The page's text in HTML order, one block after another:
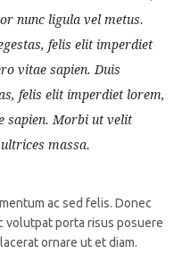
nunc ligula vel metus.
felis elit imperdiet
vitae sapien. Duis
felis elit imperdiet lorem,
sapien. Morbi ut velit
massa.
ac sed felis. Donec
volutpat porta risus posuere
ornare ut et diam.